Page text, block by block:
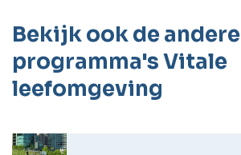
Bekijk ook de andere
programma's Vitale
leefomgeving